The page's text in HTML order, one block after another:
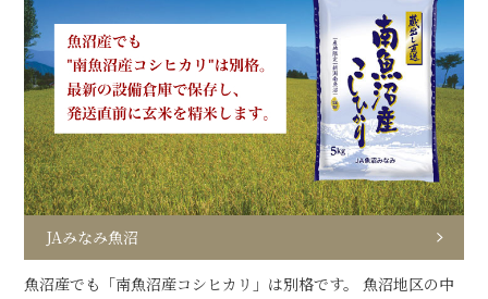
JAみなみ魚沼
魚沼産でも「南魚沼産コシヒカリ」は別格です。 魚沼地区の中